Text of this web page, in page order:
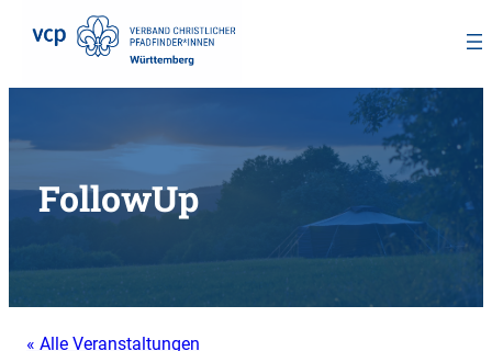
FollowUp
« Alle Veranstaltungen